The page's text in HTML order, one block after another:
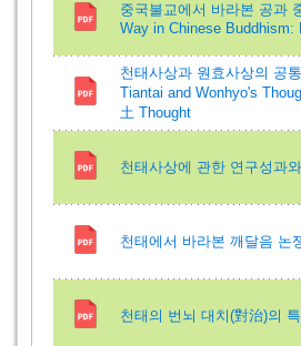
중국불교에서 바라본 공과
Way in Chinese Buddhism:
천태사상과 원효사상의 공
Tiantai and Wonhyo's
土 Thought
천태사상에 관한 연구성과
천태에서 바라본 깨달음 논
천태의 번뇌 대치(對治)의